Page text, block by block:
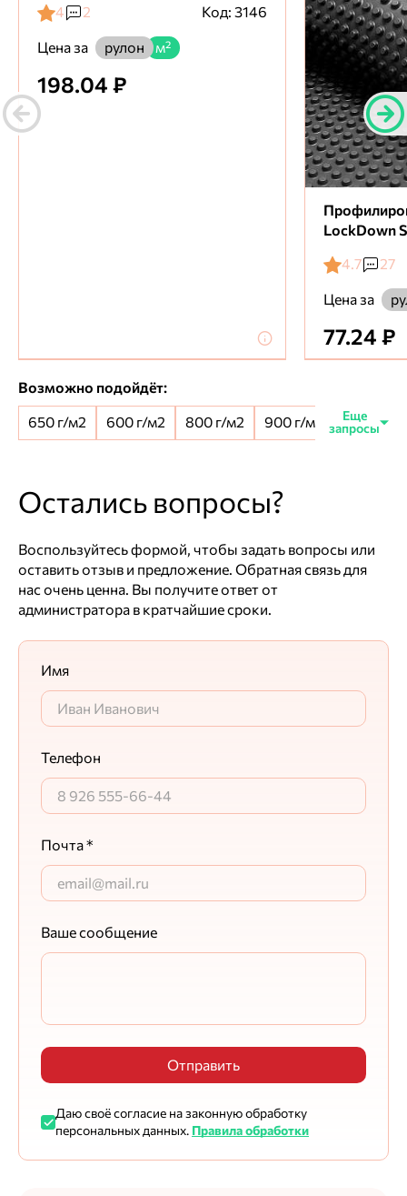
4 2
Код: 3146
Цена за
рулон м²
198.04 ₽
LockDown
4.7
27
Цена за
77.24 ₽
Возможно подойдёт:
650 г/м2
600 г/м2 800 г/м2 900 г/м2 650+100
Остались вопросы?
Воспользуйтесь формой, чтобы задать вопросы или
оставить отзыв и предложение. Обратная связь для
нас очень ценна. Вы получите ответ от
администратора в кратчайшие сроки.
Имя
Телефон
Почта *
Ваше сообщение
Отправить
Даю своё согласие на законную обработку
персональных данных. Правила обработки